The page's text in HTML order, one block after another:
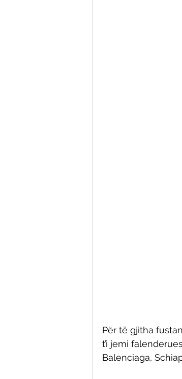
Për të gjitha
t’i jemi
Balenciaga,